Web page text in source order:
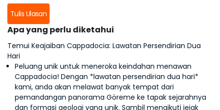
Tulis Ulasan
Apa yang perlu diketahui
Temui Keajaiban Cappadocia: Lawatan Persendirian Dua
Hari
Peluang unik untuk meneroka keindahan menawan
Cappadocia! Dengan *lawatan persendirian dua hari*
kami, anda akan melawat banyak tempat dari
pemandangan panorama Göreme ke tapak sejarahnya
dan formasi geologi yang unik. Sambil mengikuti jejak